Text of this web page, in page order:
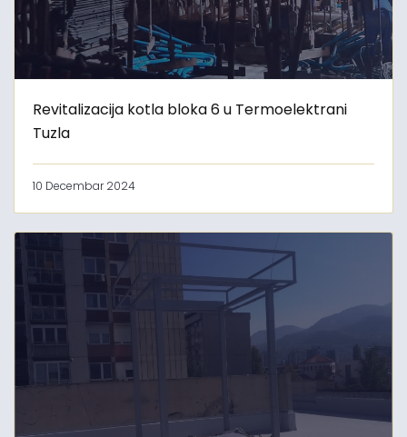
Revitalizacija kotla bloka 6 u Termoelektrani
Tuzla
10 Decembar 2024